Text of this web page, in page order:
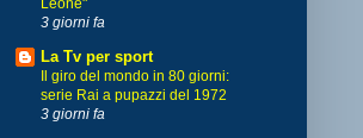
3 giorni fa
La Tv per sport
Il giro del mondo in 80 giorni:
serie Rai a pupazzi del 1972
3 giorni fa